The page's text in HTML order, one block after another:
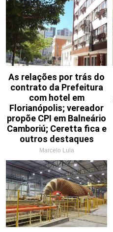
As relações por trás do
contrato da Prefeitura
com hotel em
Florianópolis; vereador
propõe CPI em Balneário
Camboriú; Ceretta fica e
outros destaques
Marcelo Lula